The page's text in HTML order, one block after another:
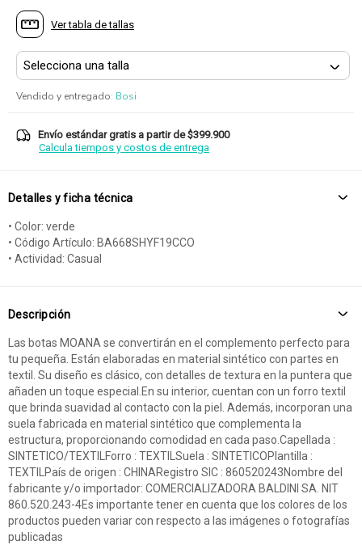
Ver tabla de tallas
Vendido y entregado: Bosi
Envío estándar gratis a partir de $399.900
Calcula tiempos y costos de entrega
Detalles y ficha técnica
• Color: verde
• Código Artículo: BA668SHYF19CCO
• Actividad: Casual
Descripción
Las botas MOANA se convertirán en el complemento perfecto para
tu pequeña. Están elaboradas en material sintético con partes en
textil. Su diseño es clásico, con detalles de textura en la puntera que
añaden un toque especial.En su interior, cuentan con un forro textil
que brinda suavidad al contacto con la piel. Además, incorporan una
suela fabricada en material sintético que complementa la
estructura, proporcionando comodidad en cada paso.Capellada :
SINTETICO/TEXTILForro : TEXTILSuela : SINTETICOPlantilla :
TEXTILPaís de origen : CHINARegistro SIC : 860520243Nombre del
fabricante y/o importador: COMERCIALIZADORA BALDINI SA. NIT
860.520.243-4Es importante tener en cuenta que los colores de los
productos pueden variar con respecto a las imágenes o fotografías
publicadas